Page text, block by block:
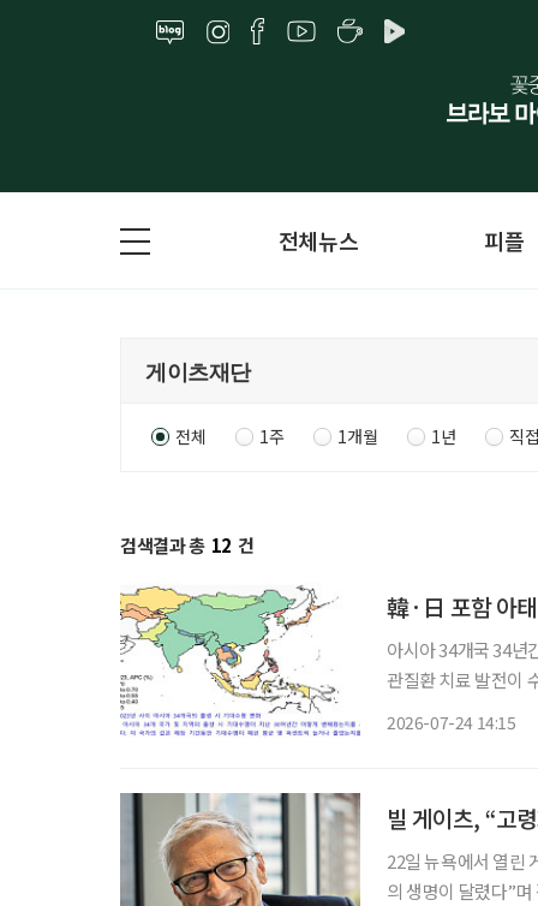
전체뉴스 피플
전체 1주 1개월 1년 직
검색결과 총 12 건
韓·日 포함 아
아시아 34개국 34년
관질환 치료 발전이
2026-07-24 14:15
빌 게이츠, “고
22일 뉴욕에서 열린
의 생명이 달렸다”